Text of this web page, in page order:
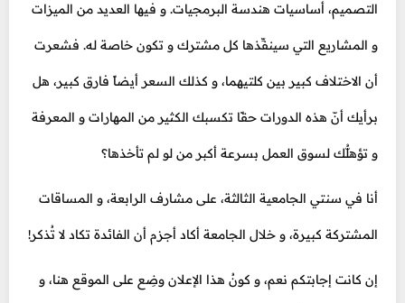
التصميم، أساسيات هندسة البرمجيات. و فيها العديد من الميزات
و المشاريع التي سينفِّذها كل مشترك و تكون خاصة له. فشعرت
أن الاختلاف كبير بين كلتيهما، و كذلك السعر أيضاً فارق كبير، هل
برأيك أنّ هذه الدورات حقًا تكسبك الكثير من المهارات و المعرفة
و تؤهلُّك لسوق العمل بسرعة أكبر من لو لم تأخذها؟
أنا في سنتي الجامعية الثالثة، على مشارف الرابعة، و المساقات
المشتركة كبيرة، و خلال الجامعة أكاد أجزم أن الفائدة تكاد لا تُذكر!
إن كانت إجابتكم نعم، و كونُ هذا الإعلان وضِع على الموقع هنا، و